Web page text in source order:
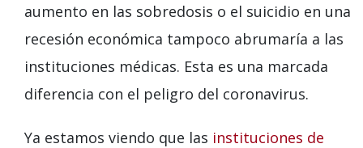
aumento en las sobredosis o el suicidio en una
recesión económica tampoco abrumaría a las
instituciones médicas. Esta es una marcada
diferencia con el peligro del coronavirus.
Ya estamos viendo que las instituciones de